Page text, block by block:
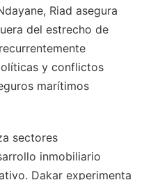
Riad asegura
del estrecho de
y conflictos
marítimos
sectores
inmobiliario
Dakar experimenta